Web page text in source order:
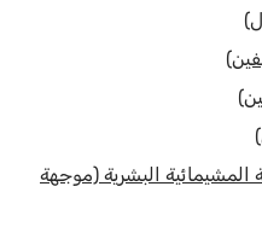
المشيمائية البشرية (موجهة